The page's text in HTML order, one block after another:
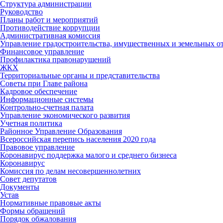
Структура администрации
Руководство
Планы работ и мероприятий
Противодействие коррупции
Административная комиссия
Управление градостроительства, имущественных и земельных
Финансовое управление
Профилактика правонарушений
ЖКХ
Территориальные органы и представительства
Советы при Главе района
Кадровое обеспечение
Информационные системы
Контрольно-счетная палата
Управление экономического развития
Учетная политика
Районное Управление Образования
Всероссийская перепись населения 2020 года
Правовое управление
Коронавирус поддержка малого и среднего бизнеса
Коронавирус
Комиссия по делам несовершеннолетних
Совет депутатов
Документы
Устав
Нормативные правовые акты
Формы обращений
Порядок обжалования